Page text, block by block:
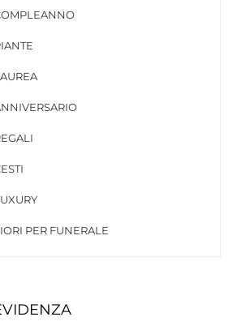
PER FUNERALE